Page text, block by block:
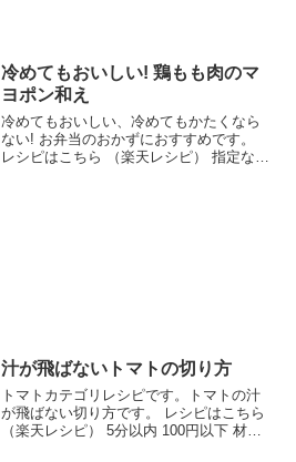
冷めてもおいしい! 鶏もも肉のマ
ヨポン和え
冷めてもおいしい、冷めてもかたくなら
ない! お弁当のおかずにおすすめです。
レシピはこちら （楽天レシピ） 指定なし
汁が飛ばないトマトの切り方
トマトカテゴリレシピです。トマトの汁
が飛ばない切り方です。 レシピはこちら
（楽天レシピ） 5分以内 100円以下 材料